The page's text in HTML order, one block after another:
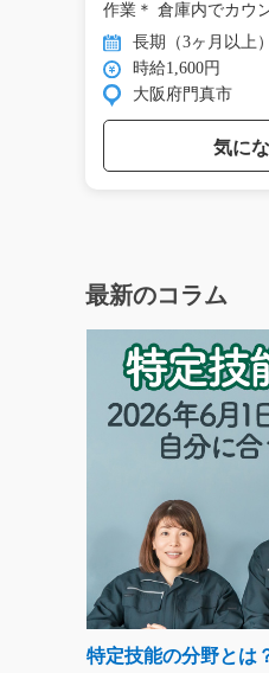
作業＊ 倉庫内でカウ
リ… 長期（3ヶ月以上）
時給1,600円
大阪府門真市
気に
最新のコラム
特定技能の分野とは